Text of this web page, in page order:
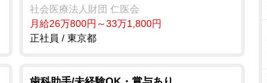
社会医療法人財団 仁医会
月給26万800円～33万1,800円
正社員 / 東京都